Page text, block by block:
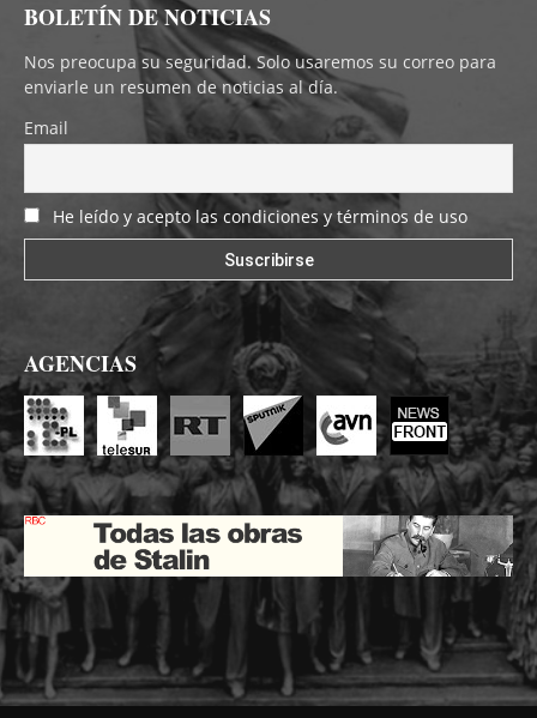
BOLETÍN DE NOTICIAS
Nos preocupa su seguridad. Solo usaremos su correo para
enviarle un resumen de noticias al día.
Email
He leído y acepto las condiciones y términos de uso
AGENCIAS